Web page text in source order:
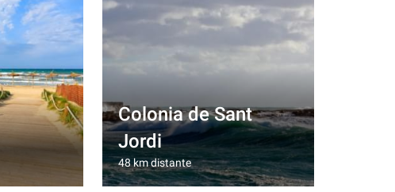
Colonia de Sant
Jordi
48 km distante